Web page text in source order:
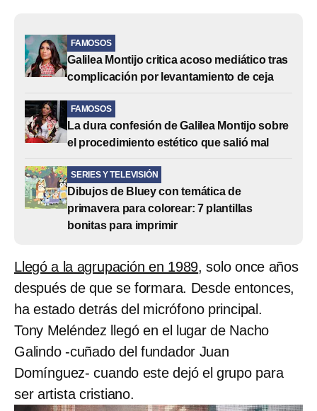
FAMOSOS
Galilea Montijo critica acoso mediático tras
complicación por levantamiento de ceja
FAMOSOS
La dura confesión de Galilea Montijo sobre
el procedimiento estético que salió mal
SERIES Y TELEVISIÓN
Dibujos de Bluey con temática de
primavera para colorear: 7 plantillas
bonitas para imprimir
Llegó a la agrupación en 1989, solo once años
después de que se formara. Desde entonces,
ha estado detrás del micrófono principal.
Tony Meléndez llegó en el lugar de Nacho
Galindo -cuñado del fundador Juan
Domínguez- cuando este dejó el grupo para
ser artista cristiano.